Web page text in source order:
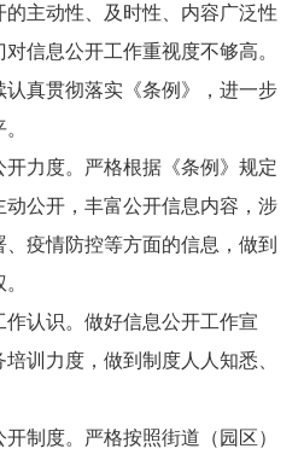
主动性、及时性、内容广泛性
信息公开工作重视度不够高。
认真贯彻落实《条例》，进一步
力度。严格根据《条例》规定
公开，丰富公开信息内容，涉
疫情防控等方面的信息，做到
认识。做好信息公开工作宣
训力度，做到制度人人知悉、
度。严格按照街道（园区）